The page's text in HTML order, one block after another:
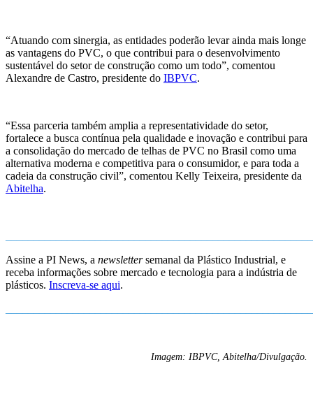
“Atuando com sinergia, as entidades poderão levar ainda mais longe
as vantagens do PVC, o que contribui para o desenvolvimento
sustentável do setor de construção como um todo”, comentou
Alexandre de Castro, presidente do IBPVC.
“Essa parceria também amplia a representatividade do setor,
fortalece a busca contínua pela qualidade e inovação e contribui para
a consolidação do mercado de telhas de PVC no Brasil como uma
alternativa moderna e competitiva para o consumidor, e para toda a
cadeia da construção civil”, comentou Kelly Teixeira, presidente da
Abitelha.
Assine a PI News, a newslettersemanal da Plástico Industrial, e
receba informações sobre mercado e tecnologia para a indústria de
plásticos. Inscreva-se aqui.
Imagem: IBPVC, Abitelha/Divulgação.